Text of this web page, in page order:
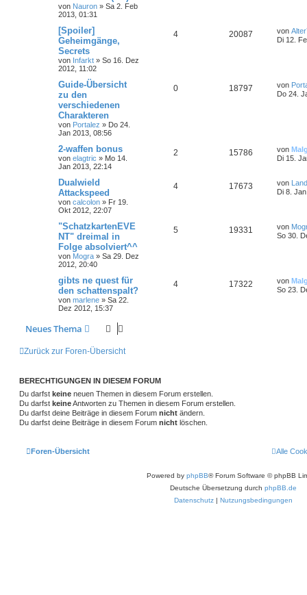
von Nauron » Sa 2. Feb
2013, 01:31
[Spoiler]
Geheimgänge,
Secrets
von Infarkt » So 16. Dez
2012, 11:02
4 20087 von
Di 12.
Guide-Übersicht
zu den
verschiedenen
Charakteren
von Portalez » Do 24.
Jan 2013, 08:56
0 18797 von
Do 24.
2-waffen bonus
von elagtric » Mo 14.
Jan 2013, 22:14
2 15786 von
Di 15.
Dualwield
Attackspeed
von calcolon » Fr 19.
Okt 2012, 22:07
4 17673 von
Di 8.
"SchatzkartenEVE
NT" dreimal in
Folge absolviert^^
von Mogra » Sa 29. Dez
2012, 20:40
5 19331 von
So 30.
gibts ne quest für
den schattenspalt?
von marlene » Sa 22.
Dez 2012, 15:37
4 17322 von
So 23.
Neues Thema
Zurück zur Foren-Übersicht
BERECHTIGUNGEN IN DIESEM FORUM
Du darfst keine neuen Themen in diesem Forum erstellen.
Du darfst keineAntworten zu Themen in diesem Forum erstellen.
Du darfst deine Beiträge in diesem Forum nicht ändern.
Du darfst deine Beiträge in diesem Forum nicht löschen.
Foren-Übersicht Alle
Powered by phpBB® Forum Software © phpBB
Deutsche Übersetzung durch phpBB.de
Datenschutz | Nutzungsbedingungen